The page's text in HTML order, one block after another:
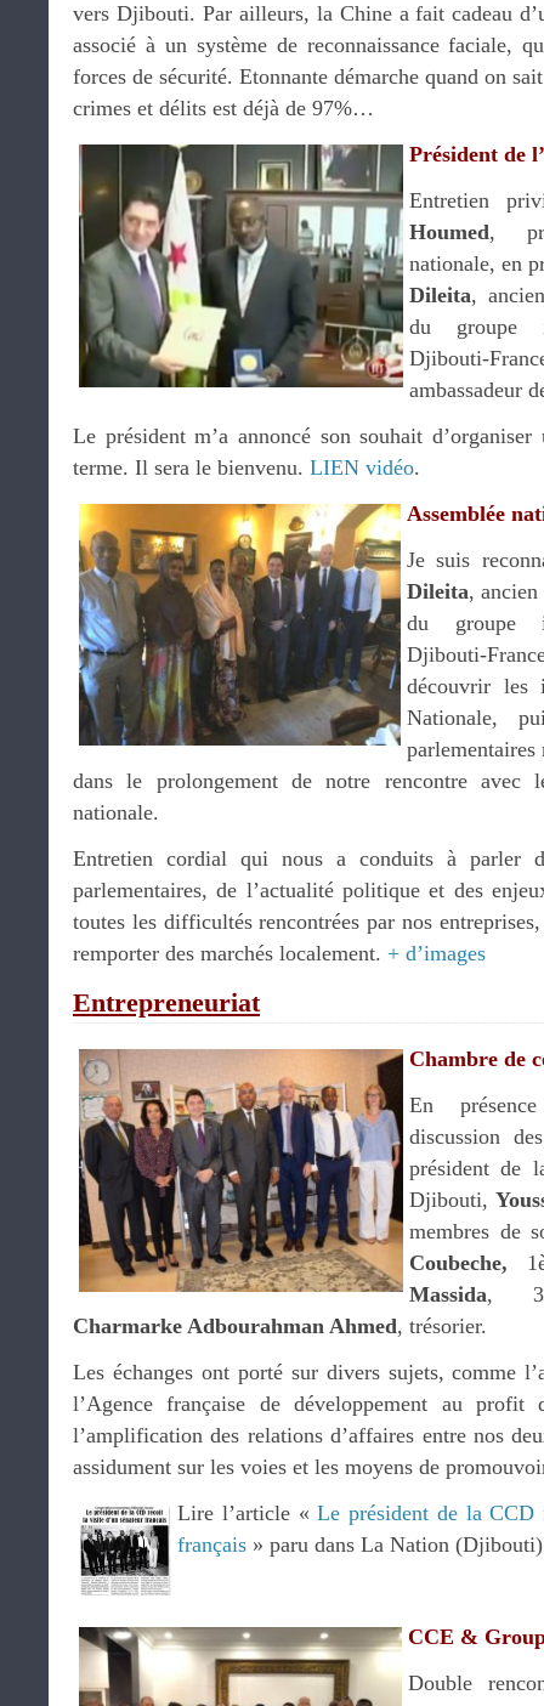
vers Djibouti. Par ailleurs, la Chine a fait cadeau
associé à un système de reconnaissance faciale,
forces de sécurité. Etonnante démarche quand on
crimes et délits est déjà de 97%…
Président de
Entretien
Houmed,
nationale, en
Dileita,
du groupe
Djibouti-
ambassadeur
Le président m’a annoncé son souhait
terme. Il sera le bienvenu. LIEN vidéo.
Assemblée
Je suis
Dileita,
du groupe
Djibouti-
découvrir les
Nationale,
parlementaires
dans le prolongement de notre rencontre avec
nationale.
Entretien cordial qui nous a conduits à parler
parlementaires, de l’actualité politique et des
toutes les difficultés rencontrées par nos
remporter des marchés localement. + d’images
Entrepreneuriat
Chambre de
En
discussion
président de
Djibouti,
membres de
Coubeche,
Massida,
Charmarke Adbourahman Ahmed, trésorier.
Les échanges ont porté sur divers sujets, comme
l’Agence française de développement au
l’amplification des relations d’affaires entre nos
assidument sur les voies et les moyens de
Lire l’article «Le président de la CCD
français » paru dans La Nation
CCE &
Double